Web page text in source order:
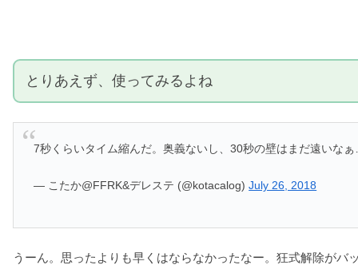
とりあえず、使ってみるよね
7秒くらいタイム縮んだ。奥義ないし、30秒の壁はまだ遠いな
— こたか@FFRK&デレステ (@kotacalog)July 26, 2018
うーん。思ったよりも早くはならなかったなー。狂式解除が